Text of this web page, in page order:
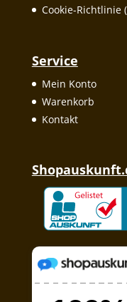
Cookie-Richtlinie
Service
Mein Konto
Warenkorb
Kontakt